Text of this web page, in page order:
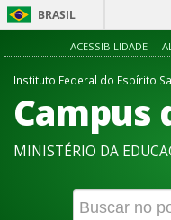
BRASIL
ACESSIBILIDADE
Instituto Federal do Espírito
Campus
MINISTÉRIO DA